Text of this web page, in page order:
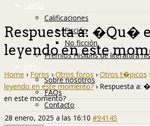
Libros
Calificaciones
Ficción
No ficción
Premios Hislibris de literatura
Info
Sobre nosotros
FAQs
Contacto
Hislibreños
Respuesta a: �Qu�
leyendo en este
Home › Foros › Otros foros › Otros t�picos
leyendo en este momento? › Respuesta a:
en este momento?
28 enero, 2025 a las 16:10 #94145